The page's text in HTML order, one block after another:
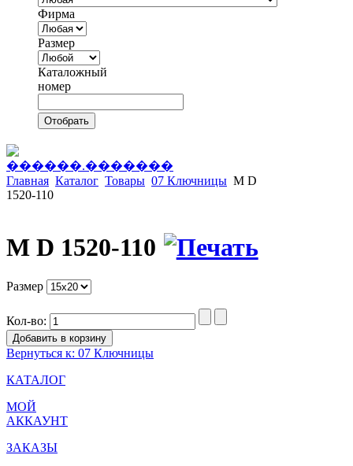
Фирма
Размер
Каталожный
номер
Отобрать
Главная Каталог Товары 07 Ключницы M D
1520-110
M D 1520-110
Размер
Кол-во:
Вернуться к: 07 Ключницы
КАТАЛОГ
МОЙ
АККАУНТ
ЗАКАЗЫ